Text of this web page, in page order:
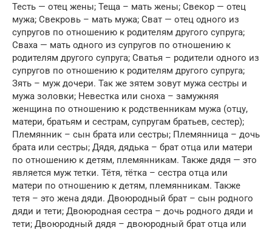
Тесть — отец жены; Теща – мать жены; Свекор — отец
мужа; Свекровь – мать мужа; Сват — отец одного из
супругов по отношению к родителям другого супруга;
Сваха — мать одного из супругов по отношению к
родителям другого супруга; Сватья – родители одного из
супругов по отношению к родителям другого супруга;
Зять – муж дочери. Так же зятем зовут мужа сестры и
мужа золовки; Невестка или сноха – замужняя
женщина по отношению к родственникам мужа (отцу,
матери, братьям и сестрам, супругам братьев, сестер);
Племянник – сын брата или сестры; Племянница – дочь
брата или сестры; Дядя, дядька – брат отца или матери
по отношению к детям, племянникам. Также дядя — это
является муж тетки. Тётя, тётка – сестра отца или
матери по отношению к детям, племянникам. Также
тетя – это жена дяди. Двоюродный брат – сын родного
дяди и тети; Двоюродная сестра – дочь родного дяди и
тети; Двоюродный дядя – двоюродный брат отца или